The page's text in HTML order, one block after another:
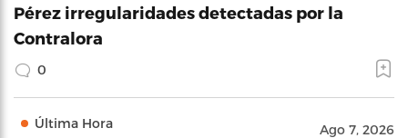
Pérez irregularidades detectadas por la
Contralora
0
Última Hora Ago 7, 2026